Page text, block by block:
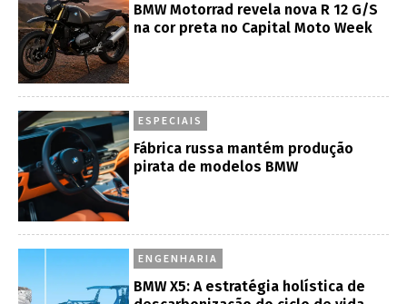
BMW Motorrad revela nova R 12 G/S
na cor preta no Capital Moto Week
ESPECIAIS
Fábrica russa mantém produção
pirata de modelos BMW
ENGENHARIA
BMW X5: A estratégia holística de